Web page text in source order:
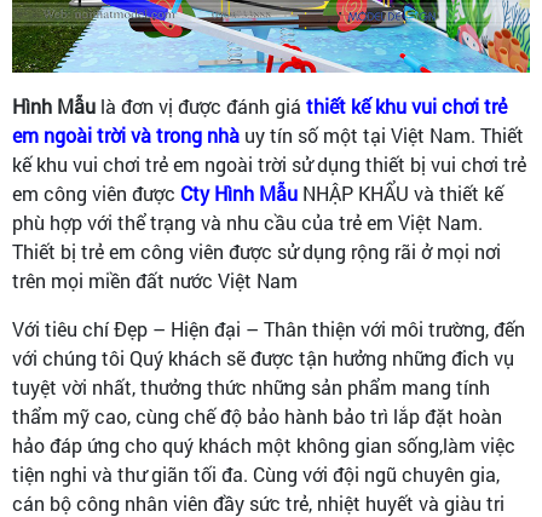
Hình Mẫu là đơn vị được đánh giá thiết kế khu vui chơi trẻ
em ngoài trời và trong nhà uy tín số một tại Việt Nam. Thiết
kế khu vui chơi trẻ em ngoài trời sử dụng thiết bị vui chơi trẻ
em công viên được Cty Hình Mẫu NHẬP KHẨU và thiết kế
phù hợp với thể trạng và nhu cầu của trẻ em Việt Nam.
Thiết bị trẻ em công viên được sử dụng rộng rãi ở mọi nơi
trên mọi miền đất nước Việt Nam
Với tiêu chí Đẹp – Hiện đại – Thân thiện với môi trường, đến
với chúng tôi Quý khách sẽ được tận hưởng những đich vụ
tuyệt vời nhất, thưởng thức những sản phẩm mang tính
thẩm mỹ cao, cùng chế độ bảo hành bảo trì lắp đặt hoàn
hảo đáp ứng cho quý khách một không gian sống,làm việc
tiện nghi và thư giãn tối đa. Cùng với đội ngũ chuyên gia,
cán bộ công nhân viên đầy sức trẻ, nhiệt huyết và giàu tri